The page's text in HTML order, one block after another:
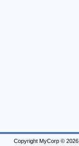
Copyright MyCorp © 2026